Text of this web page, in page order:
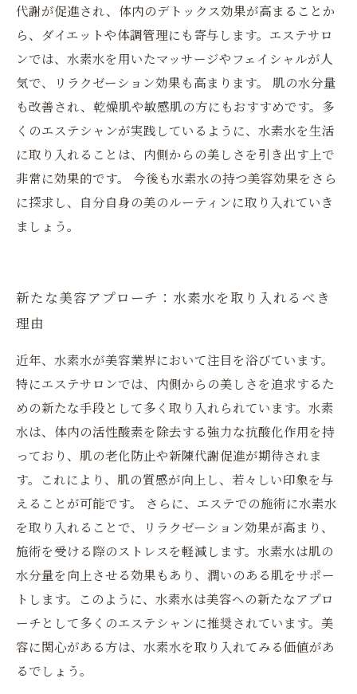
代謝が促進され、体内のデトックス効果が高まることか
ら、ダイエットや体調管理にも寄与します。エステサロ
ンでは、水素水を用いたマッサージやフェイシャルが人
気で、リラクゼーション効果も高まります。 肌の水分量
も改善され、乾燥肌や敏感肌の方にもおすすめです。多
くのエステシャンが実践しているように、水素水を生活
に取り入れることは、内側からの美しさを引き出す上で
非常に効果的です。 今後も水素水の持つ美容効果をさら
に探求し、自分自身の美のルーティンに取り入れていき
ましょう。
新たな美容アプローチ：水素水を取り入れるべき
理由
近年、水素水が美容業界において注目を浴びています。
特にエステサロンでは、内側からの美しさを追求するた
めの新たな手段として多く取り入れられています。水素
水は、体内の活性酸素を除去する強力な抗酸化作用を持
っており、肌の老化防止や新陳代謝促進が期待されま
す。これにより、肌の質感が向上し、若々しい印象を与
えることが可能です。 さらに、エステでの施術に水素水
を取り入れることで、リラクゼーション効果が高まり、
施術を受ける際のストレスを軽減します。水素水は肌の
水分量を向上させる効果もあり、潤いのある肌をサポー
トします。このように、水素水は美容への新たなアプロ
ーチとして多くのエステシャンに推奨されています。美
容に関心がある方は、水素水を取り入れてみる価値があ
るでしょう。